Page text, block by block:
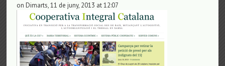
on Dimarts, 11 de juny, 2013 at 12:07